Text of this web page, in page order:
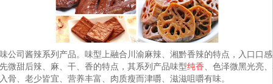
公司酱辣系列产品。味型上融合川渝麻辣、湘黔香辣的特点，入口口
微甜后辣、麻、干、香的特点，其系列产品味型纯香 、色泽微黑光亮
骨、老少皆宜、营养丰富、肉质瘦而津嚼、滋滋咀嚼有味。